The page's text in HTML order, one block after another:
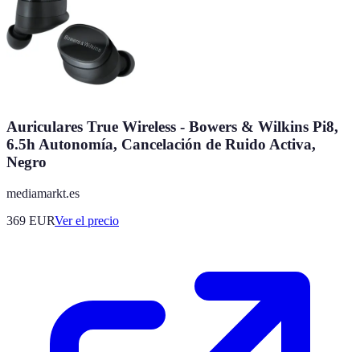
Auriculares True Wireless - Bowers & Wilkins Pi8,
6.5h Autonomía, Cancelación de Ruido Activa,
Negro
mediamarkt.es
369 EURVer el precio